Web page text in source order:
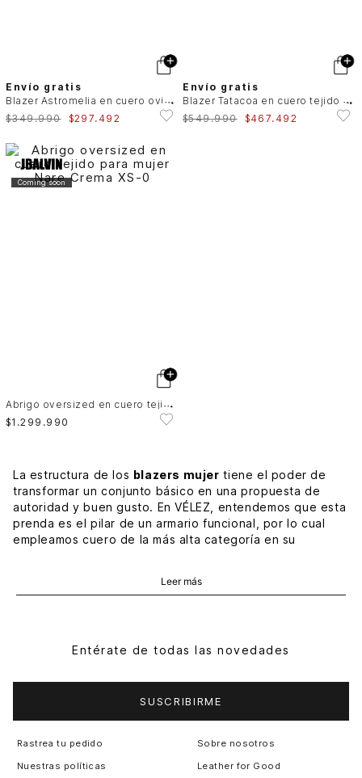
Envío gratis
B
lazer Astromelia en cuero ovino para mujer silueta recta
$349.990 $297. 492
Envío gratis
B
lazer Tatacoa en cuero tejido para mujer silueta recta
$549.990 $467. 492
Coming soon
A
brigo oversized en cuero tejido para mujer Nare
$1 .299 .990
La estructura de los blazers mujer tiene el poder de
transformar un conjunto básico en una propuesta de
autoridad y buen gusto. En VÉLEZ, entendemos que esta
prenda es el pilar de un armario funcional, por lo cual
empleamos cuero de la más alta categoría en su
gana carácter con el paso del tiempo, adaptándose a tu
Cada detalle, de los forros internos a los botones, está
pensado para brindar una experiencia de uso
inigualable. Es por esto que nuestras clientas valoran la
factores que aseguran que la prenda permanezca
Leer más
Entérate de todas las novedades
SUSCRIBIRME
Rastrea tu pedido
Nuestras políticas
Sobre nosotros
Leather for Good